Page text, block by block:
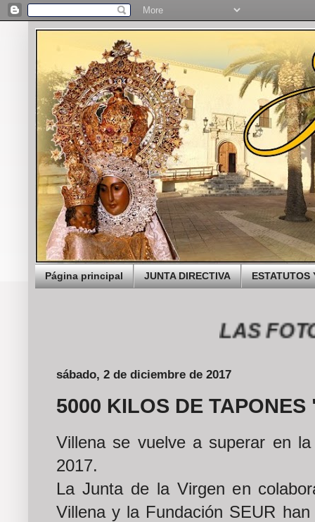
Página principal JUNTA DIRECTIVA ESTATUTOS
LAS
sábado, 2 de diciembre de 2017
5000 KILOS DE
Villena se vuelve a superar en
2017.
La Junta de la Virgen en
Villena y la Fundación SEUR